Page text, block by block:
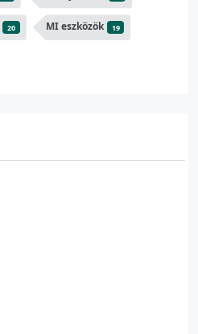
20 MI eszközök 19